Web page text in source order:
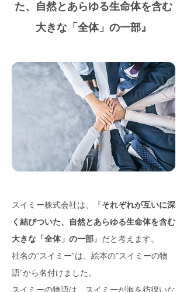
た、自然とあらゆる生命体を含む
大きな「全体」の一部』
スイミー株式会社は、『それぞれが互いに深
く結びついた、自然とあらゆる生命体を含む
大きな「全体」の一部』だと考えます。
社名の”スイミー”は、絵本の”スイミーの物
語”から名付けました。
スイミーの物語は、スイミーが海を彷徨いな